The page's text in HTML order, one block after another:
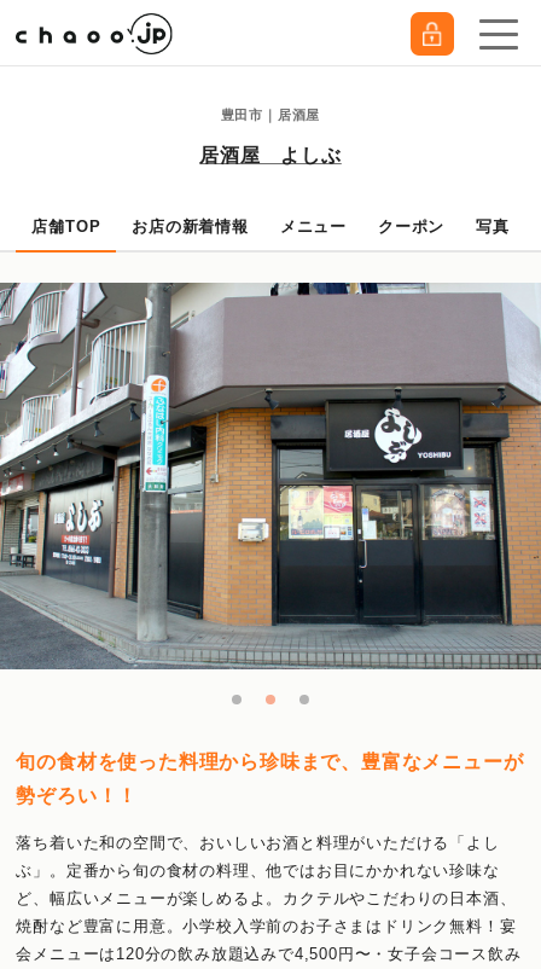
豊田市｜居酒屋
居酒屋 よしぶ
店舗TOP お店の新着情報 メニュー クーポン 写真
旬の食材を使った料理から珍味まで、豊富なメニューが
勢ぞろい！！
落ち着いた和の空間で、おいしいお酒と料理がいただける「よし
ぶ」。定番から旬の食材の料理、他ではお目にかかれない珍味な
ど、幅広いメニューが楽しめるよ。カクテルやこだわりの日本酒、
焼酎など豊富に用意。小学校入学前のお子さまはドリンク無料！宴
会メニューは120分の飲み放題込みで4,500円〜・女子会コース飲み